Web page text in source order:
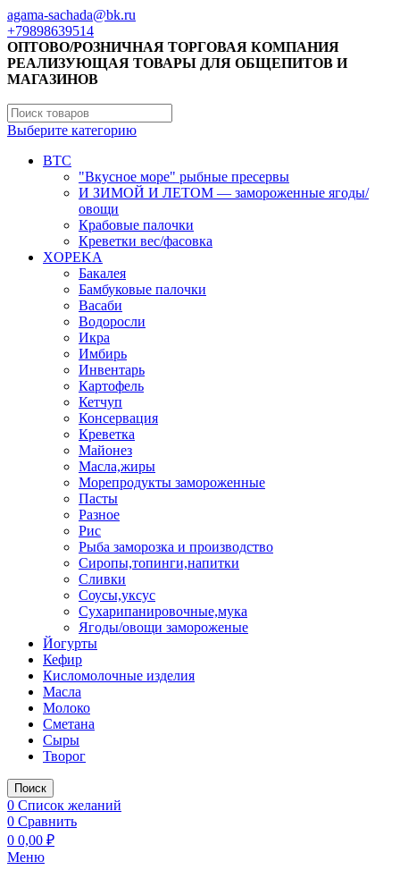
agama-sachada@bk.ru
+79898639514
ОПТОВО/РОЗНИЧНАЯ ТОРГОВАЯ КОМПАНИЯ
РЕАЛИЗУЮЩАЯ ТОВАРЫ ДЛЯ ОБЩЕПИТОВ И
МАГАЗИНОВ
Выберите категорию
BTC
"Вкусное море" рыбные пресервы
И ЗИМОЙ И ЛЕТОМ — замороженные ягоды/
овощи
Крабовые палочки
Креветки вес/фасовка
XOPEKA
Бакалея
Бамбуковые палочки
Васаби
Водоросли
Икра
Имбирь
Инвентарь
Картофель
Кетчуп
Консервация
Креветка
Майонез
Масла,жиры
Морепродукты замороженные
Пасты
Разное
Рис
Рыба заморозка и производство
Сиропы,топинги,напитки
Сливки
Соусы,уксус
Сухарипанировочные,мука
Ягоды/овощи замороженые
Йогурты
Кефир
Кисломолочные изделия
Масла
Молоко
Сметана
Сыры
Творог
Поиск
0 Список желаний
0 Сравнить
0 0,00 ₽
Меню